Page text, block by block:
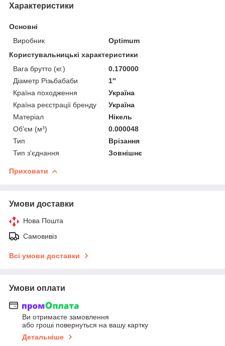
Характеристики
Основні
Виробник
Optimum
Користувальницькі характеристики
Вага брутто (кг.)
0.170000
Діаметр Різьбабаби
1″
Країна походження
Україна
Країна реєстрації бренду
Україна
Матеріал
Нікель
Об'єм (м³)
0.000048
Тип
Врізання
Тип з'єднання
Зовнішнє
Приховати
Умови доставки
Нова Пошта
Самовивіз
Всі умови доставки
Умови оплати
Ви отримаєте замовлення
або гроші повернуться на вашу картку
Детальніше